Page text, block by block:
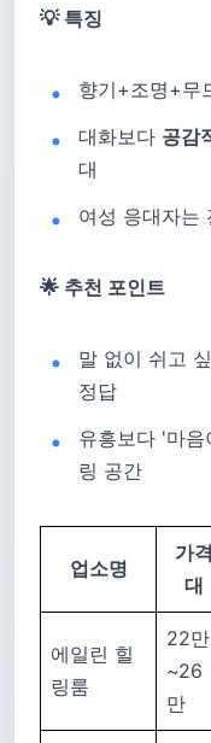
💡 특징
향기+조명+무
대화보다 공감
대
여성 응대자는
🌟 추천 포인트
말 없이 쉬고
정답
유흥보다 '마
링 공간
업소명
가격
대
에일린 힐
링룸
22만
~26
만